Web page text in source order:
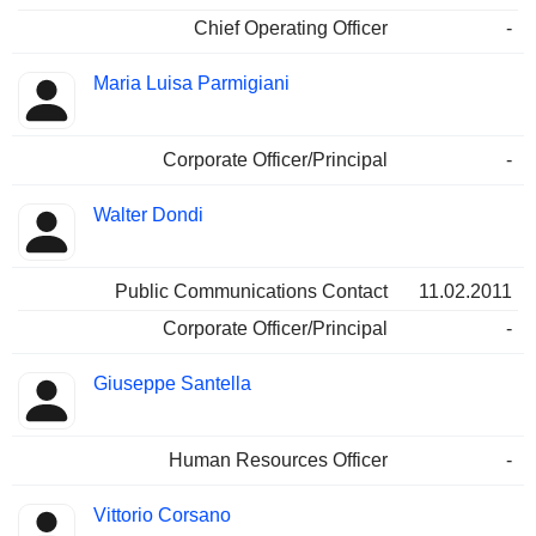
Chief Operating Officer
-
Maria Luisa Parmigiani
Corporate Officer/Principal -
Walter Dondi
Public Communications Contact
11.02.2011
Corporate Officer/Principal
-
Giuseppe Santella
Human Resources Officer -
Vittorio Corsano